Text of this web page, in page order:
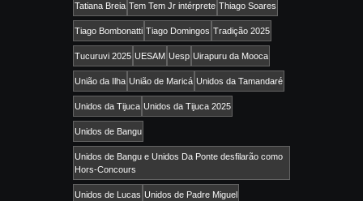
Tatiana Breia Tem Tem Jr intérprete Thiago Soares
Tiago Bombonatti Tiago Domingos Tradição 2025
Tucuruvi 2025 UESAM Uesp Uirapuru da Mooca
União da Ilha União de Maricá Unidos da Tamandaré
Unidos da Tijuca Unidos da Tijuca 2025
Unidos de Bangu
Unidos de Bangu e Unidos Da Ponte desfilarão como
Hors-Concours
Unidos de Lucas Unidos de Padre Miguel